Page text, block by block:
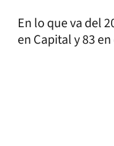
En lo que va del
en Capital y 83